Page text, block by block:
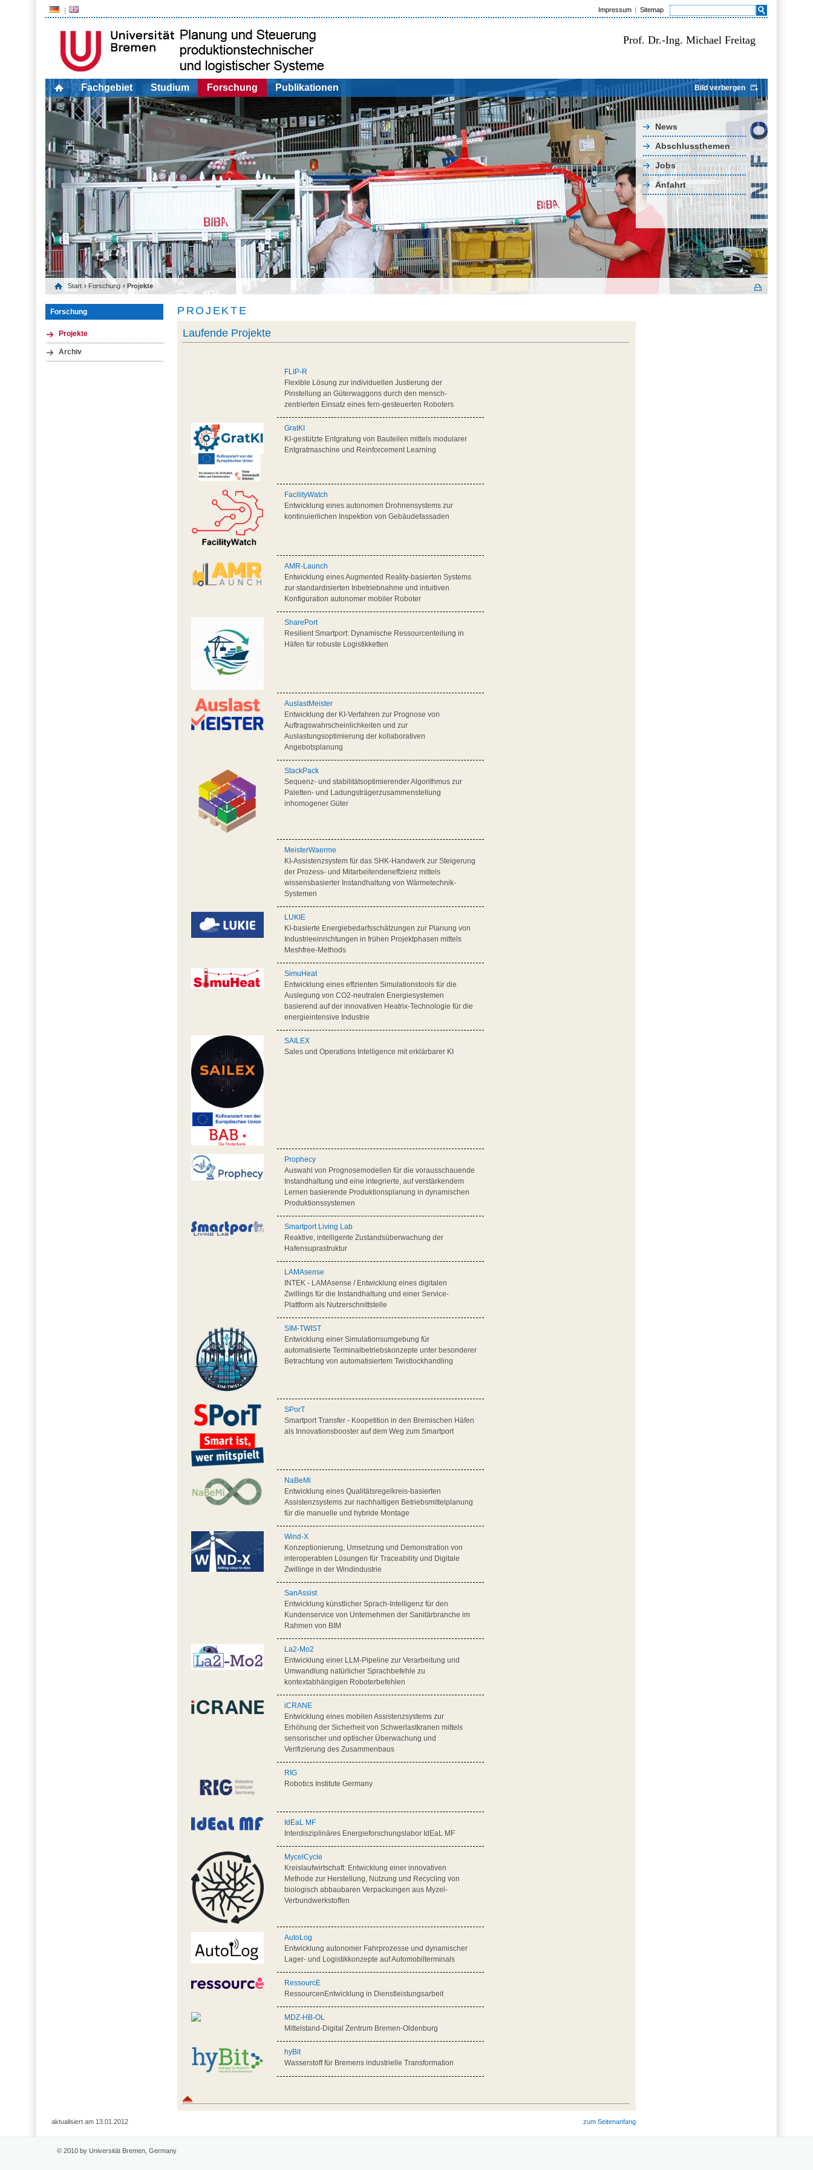
Impressum Sitemap
Prof. Dr.-Ing. Michael Freitag
Fachgebiet Studium Forschung Publikationen Bild verbergen
News
Abschlussthemen
Jobs
Anfahrt
Start › Forschung › Projekte
Forschung
Projekte
Archiv
PROJEKTE
Laufende Projekte
FLIP-R
Flexible Lösung zur individuellen Justierung der
Pinstellung an Güterwaggons durch den mensch-
zentrierten Einsatz eines fern-gesteuerten Roboters
GratKI
KI-gestützte Entgratung von Bauteilen mittels modularer
Entgratmaschine und Reinforcement Learning
FacilityWatch
Entwicklung eines autonomen Drohnensystems zur
kontinuierlichen Inspektion von Gebäudefassaden
AMR-Launch
Entwicklung eines Augmented Reality-basierten Systems
zur standardisierten Inbetriebnahme und intuitiven
Konfiguration autonomer mobiler Roboter
SharePort
Resilient Smartport: Dynamische Ressourcenteilung in
Häfen für robuste Logistikketten
AuslastMeister
Entwicklung der KI-Verfahren zur Prognose von
Auftragswahrscheinlichkeiten und zur
Auslastungsoptimierung der kollaborativen
Angebotsplanung
StackPack
Sequenz- und stabilitätsoptimierender Algorithmus zur
Paletten- und Ladungsträgerzusammenstellung
inhomogener Güter
MeisterWaerme
KI-Assistenzsystem für das SHK-Handwerk zur Steigerung
der Prozess- und Mitarbeitendeneffzienz mittels
wissensbasierter Instandhaltung von Wärmetechnik-
Systemen
LUKIE
KI-basierte Energiebedarfsschätzungen zur Planung von
Industrieeinrichtungen in frühen Projektphasen mittels
Meshfree-Methods
SimuHeat
Entwicklung eines effzienten Simulationstools für die
Auslegung von CO2-neutralen Energiesystemen
basierend auf der innovativen Heatrix-Technologie für die
energieintensive Industrie
SAILEX
Sales und Operations Intelligence mit erklärbarer KI
Prophecy
Auswahl von Prognosemodellen für die vorausschauende
Instandhaltung und eine integrierte, auf verstärkendem
Lernen basierende Produktionsplanung in dynamischen
Produktionssystemen
Smartport Living Lab
Reaktive, intelligente Zustandsüberwachung der
Hafensuprastruktur
LAMAsense
INTEK - LAMAsense / Entwicklung eines digitalen
Zwillings für die Instandhaltung und einer Service-
Plattform als Nutzerschnittstelle
SIM-TWIST
Entwicklung einer Simulationsumgebung für
automatisierte Terminalbetriebskonzepte unter besonderer
Betrachtung von automatisiertem Twistlockhandling
SPorT
Smartport Transfer - Koopetition in den Bremischen Häfen
als Innovationsbooster auf dem Weg zum Smartport
NaBeMi
Entwicklung eines Qualitätsregelkreis-basierten
Assistenzsystems zur nachhaltigen Betriebsmittelplanung
für die manuelle und hybride Montage
Wind-X
Konzeptionierung, Umsetzung und Demonstration von
interoperablen Lösungen für Traceability und Digitale
Zwillinge in der Windindustrie
SanAssist
Entwicklung künstlicher Sprach-Intelligenz für den
Kundenservice von Unternehmen der Sanitärbranche im
Rahmen von BIM
La2-Mo2
Entwicklung einer LLM-Pipeline zur Verarbeitung und
Umwandlung natürlicher Sprachbefehle zu
kontextabhängigen Roboterbefehlen
iCRANE
Entwicklung eines mobilen Assistenzsystems zur
Erhöhung der Sicherheit von Schwerlastkranen mittels
sensorischer und optischer Überwachung und
Verifizierung des Zusammenbaus
RIG
Robotics Institute Germany
IdEaL MF
Interdisziplinäres Energieforschungslabor IdEaL MF
MycelCycle
Kreislaufwirtschaft: Entwicklung einer innovativen
Methode zur Herstellung, Nutzung und Recycling von
biologisch abbaubaren Verpackungen aus Myzel-
Verbundwerkstoffen
AutoLog
Entwicklung autonomer Fahrprozesse und dynamischer
Lager- und Logistikkonzepte auf Automobilterminals
RessourcE
RessourcenEntwicklung in Dienstleistungsarbeit
MDZ-HB-OL
Mittelstand-Digital Zentrum Bremen-Oldenburg
hyBit
Wasserstoff für Bremens industrielle Transformation
aktualisiert am 13.01.2012 zum Seitenanfang
© 2010 by Universität Bremen, Germany